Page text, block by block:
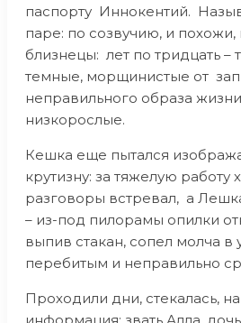
паспорту Иннокентий.
паре: по созвучию, и похожи,
близнецы: лет по тридцать –
темные, морщинистые от
неправильного образа
низкорослые.
Кешка еще пытался
крутизну: за тяжелую работу
разговоры встревал, а
– из-под пилорамы опилки
выпив стакан, сопел молча в
перебитым и неправильно
Проходили дни, стекалась,